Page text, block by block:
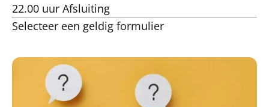
22.00 uur Afsluiting
Selecteer een geldig formulier